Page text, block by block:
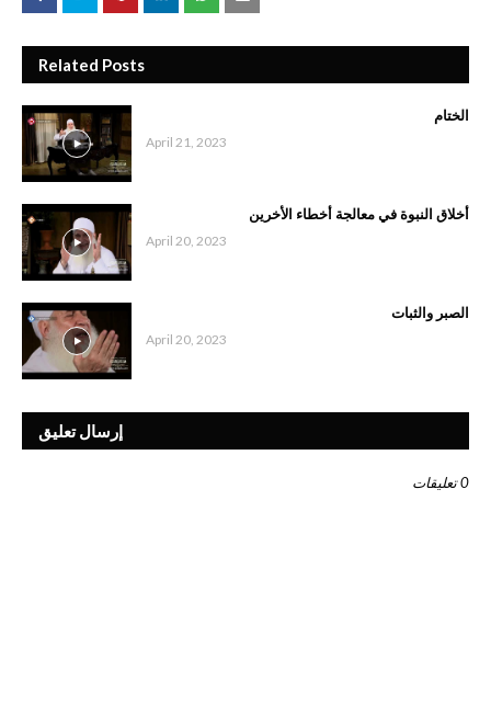
Related Posts
الختام
April 21, 2023
أخلاق النبوة في معالجة أخطاء الأخرين
April 20, 2023
الصبر والثبات
April 20, 2023
إرسال تعليق
0 تعليقات